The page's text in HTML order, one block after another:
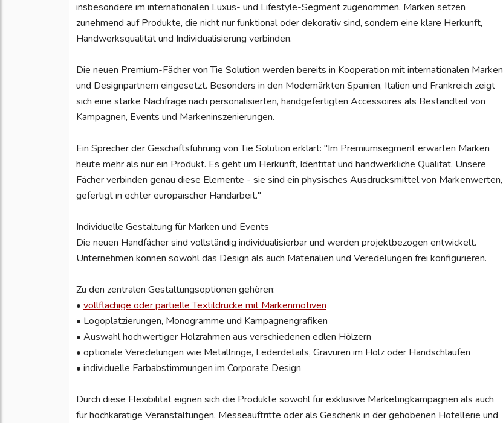
insbesondere im internationalen Luxus- und Lifestyle-Segment zugenommen. Marken setzen
zunehmend auf Produkte, die nicht nur funktional oder dekorativ sind, sondern eine klare Herkunft,
Handwerksqualität und Individualisierung verbinden.
Die neuen Premium-Fächer von Tie Solution werden bereits in Kooperation mit internationalen Marken
und Designpartnern eingesetzt. Besonders in den Modemärkten Spanien, Italien und Frankreich zeigt
sich eine starke Nachfrage nach personalisierten, handgefertigten Accessoires als Bestandteil von
Kampagnen, Events und Markeninszenierungen.
Ein Sprecher der Geschäftsführung von Tie Solution erklärt: "Im Premiumsegment erwarten Marken
heute mehr als nur ein Produkt. Es geht um Herkunft, Identität und handwerkliche Qualität. Unsere
Fächer verbinden genau diese Elemente - sie sind ein physisches Ausdrucksmittel von Markenwerten,
gefertigt in echter europäischer Handarbeit."
Individuelle Gestaltung für Marken und Events
Die neuen Handfächer sind vollständig individualisierbar und werden projektbezogen entwickelt.
Unternehmen können sowohl das Design als auch Materialien und Veredelungen frei konfigurieren.
Zu den zentralen Gestaltungsoptionen gehören:
• vollflächige oder partielle Textildrucke mit Markenmotiven
• Logoplatzierungen, Monogramme und Kampagnengrafiken
• Auswahl hochwertiger Holzrahmen aus verschiedenen edlen Hölzern
• optionale Veredelungen wie Metallringe, Lederdetails, Gravuren im Holz oder Handschlaufen
• individuelle Farbabstimmungen im Corporate Design
Durch diese Flexibilität eignen sich die Produkte sowohl für exklusive Marketingkampagnen als auch
für hochkarätige Veranstaltungen, Messeauftritte oder als Geschenk in der gehobenen Hotellerie und